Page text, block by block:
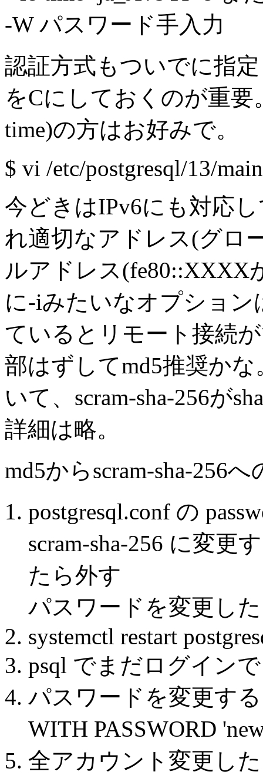
-W パスワード手入力
認証方式もついでに指
をCにしておくのが重要
time)の方はお好みで。
$ vi /etc/postgresql/13/
今どきはIPv6にも対応
れ適切なアドレス(グロ
ルアドレス(fe80::XXXX
に-iみたいなオプション
ているとリモート接続
部はずしてmd5推奨かな
いて、scram-sha-256が
詳細は略。
md5からscram-sha-256へ
postgresql.conf の
scram-sha-256 に変更
たら外す
パスワードを変更し
systemctl restart
psql でまだログイン
パスワードを変更する
WITH PASSWORD
全アカウント変更した